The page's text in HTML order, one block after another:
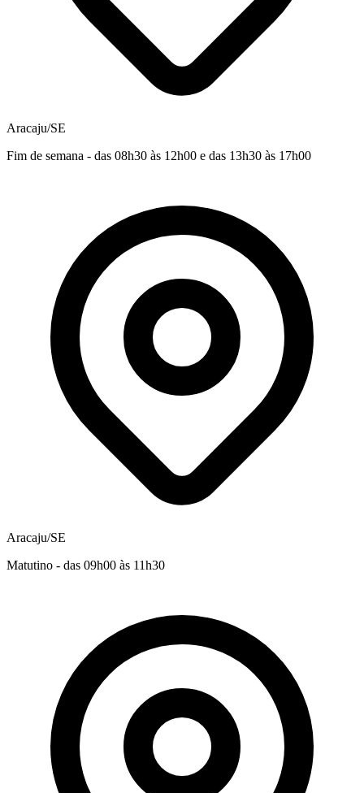
Aracaju/SE
Fim de semana - das 08h30 às 12h00 e das 13h30 às 17h00
Aracaju/SE
Matutino - das 09h00 às 11h30